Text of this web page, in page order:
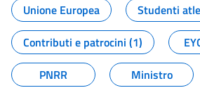
Unione Europea
Studenti
Contributi e patrocini (1)
PNRR
Ministro